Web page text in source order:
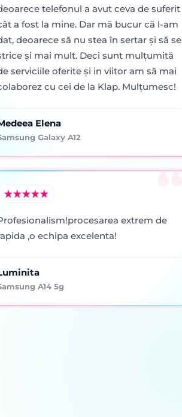
telefonul a avut ceva de suferit
a fost la mine. Dar mă bucur că l-am
deoarece să nu stea în sertar şi să se
şi mai mult. Deci sunt mulţumită
serviciile oferite şi in viitor am să mai
cu cei de la Klap. Mulţumesc!
Elena
Galaxy A12
extrem de
,o echipa excelenta!
A14 5g